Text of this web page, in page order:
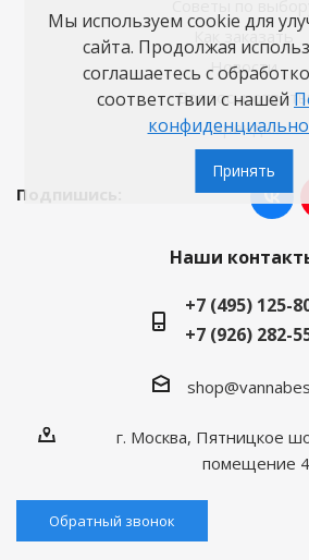
Как заказать
Новости
Вопросы-ответы
Бренды
Подпишись:
Наши
+7 (495) 125-
+7 (926) 282-
г. Москва, Пятницкое
помещение
Обратный звонок
Мы используем cookie для
сайта. Продолжая
соглашаетесь с
соответствии с нашей
Принять